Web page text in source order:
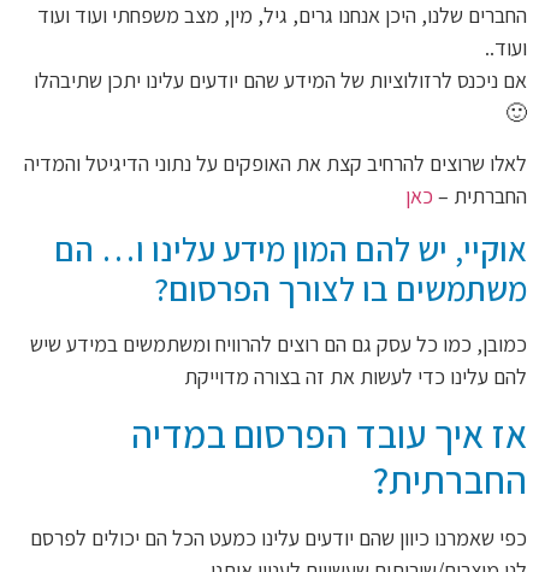
החברים שלנו, היכן אנחנו גרים, גיל, מין, מצב משפחתי ועוד ועוד
ועוד..
אם ניכנס לרזולוציות של המידע שהם יודעים עלינו יתכן שתיבהלו
🙂
לאלו שרוצים להרחיב קצת את האופקים על נתוני הדיגיטל והמדיה
החברתית – כאן
אוקיי, יש להם המון מידע עלינו ו… הם
משתמשים בו לצורך הפרסום?
כמובן, כמו כל עסק גם הם רוצים להרוויח ומשתמשים במידע שיש
להם עלינו כדי לעשות את זה בצורה מדוייקת
אז איך עובד הפרסום במדיה
החברתית?
כפי שאמרנו כיוון שהם יודעים עלינו כמעט הכל הם יכולים לפרסם